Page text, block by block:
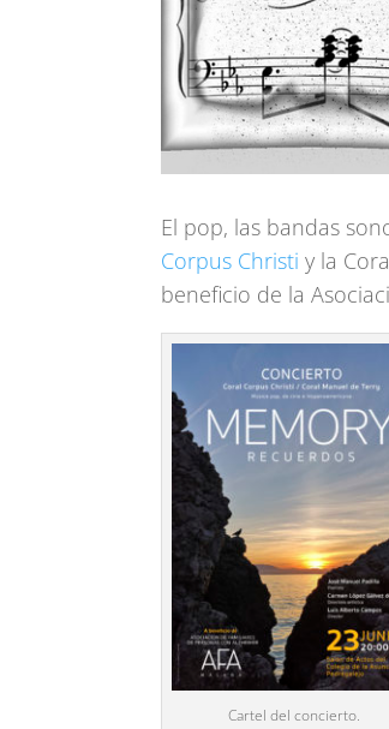
El pop, las bandas
Corpus Christi y la
beneficio de la
Cartel del concierto.